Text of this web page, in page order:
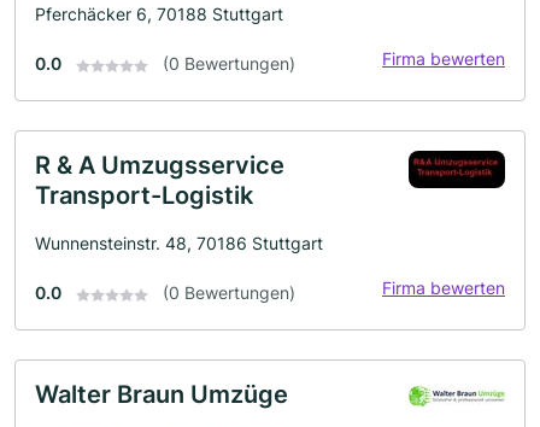
Pferchäcker 6, 70188 Stuttgart
0.0 (0 Bewertungen) Firma bewerten
R & A Umzugsservice
Transport-Logistik
Wunnensteinstr. 48, 70186 Stuttgart
0.0 (0 Bewertungen) Firma bewerten
Walter Braun Umzüge